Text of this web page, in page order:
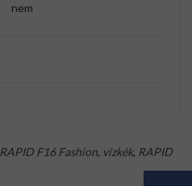
nem
RAPID F16 Fashion, vízkék, RAPID